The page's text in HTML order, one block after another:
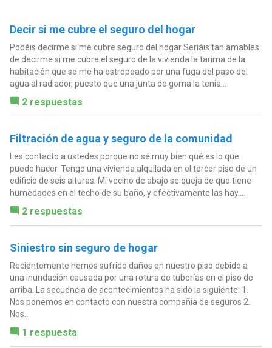
Decir si me cubre el seguro del hogar
Podéis decirme si me cubre seguro del hogar Seriáis tan amables
de decirme si me cubre el seguro de la vivienda la tarima de la
habitación que se me ha estropeado por una fuga del paso del
agua al radiador, puesto que una junta de goma la tenia...
2 respuestas
Filtración de agua y seguro de la comunidad
Les contacto a ustedes porque no sé muy bien qué es lo que
puedo hacer. Tengo una vivienda alquilada en el tercer piso de un
edificio de seis alturas. Mi vecino de abajo se queja de que tiene
humedades en el techo de su baño, y efectivamente las hay....
2 respuestas
Siniestro sin seguro de hogar
Recientemente hemos sufrido daños en nuestro piso debido a
una inundación causada por una rotura de tuberías en el piso de
arriba. La secuencia de acontecimientos ha sido la siguiente: 1.
Nos ponemos en contacto con nuestra compañía de seguros 2.
Nos...
1 respuesta